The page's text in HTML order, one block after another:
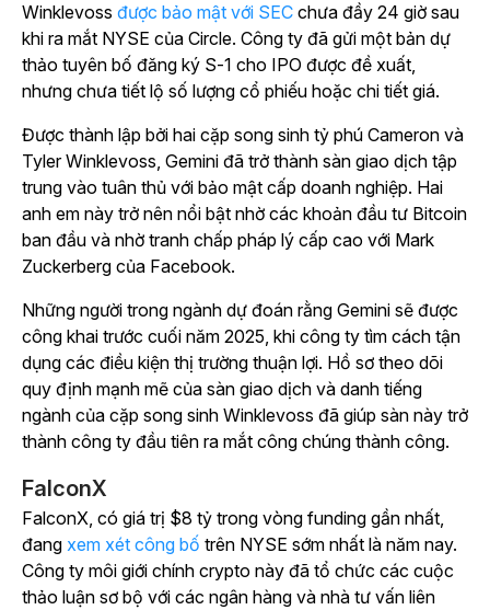
Winklevoss được bảo mật với SEC chưa đầy 24 giờ sau
khi ra mắt NYSE của Circle. Công ty đã gửi một bản dự
thảo tuyên bố đăng ký S-1 cho IPO được đề xuất,
nhưng chưa tiết lộ số lượng cổ phiếu hoặc chi tiết giá.
Được thành lập bởi hai cặp song sinh tỷ phú Cameron và
Tyler Winklevoss, Gemini đã trở thành sàn giao dịch tập
trung vào tuân thủ với bảo mật cấp doanh nghiệp. Hai
anh em này trở nên nổi bật nhờ các khoản đầu tư Bitcoin
ban đầu và nhờ tranh chấp pháp lý cấp cao với Mark
Zuckerberg của Facebook.
Những người trong ngành dự đoán rằng Gemini sẽ được
công khai trước cuối năm 2025, khi công ty tìm cách tận
dụng các điều kiện thị trường thuận lợi. Hồ sơ theo dõi
quy định mạnh mẽ của sàn giao dịch và danh tiếng
ngành của cặp song sinh Winklevoss đã giúp sàn này trở
thành công ty đầu tiên ra mắt công chúng thành công.
FalconX
FalconX, có giá trị $8 tỷ trong vòng funding gần nhất,
đang xem xét công bố trên NYSE sớm nhất là năm nay.
Công ty môi giới chính crypto này đã tổ chức các cuộc
thảo luận sơ bộ với các ngân hàng và nhà tư vấn liên